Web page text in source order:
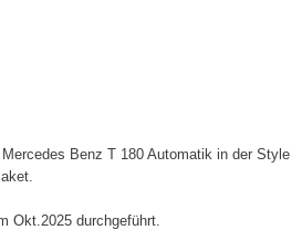
Benz T 180 Automatik in der Style
Okt.2025 durchgeführt.